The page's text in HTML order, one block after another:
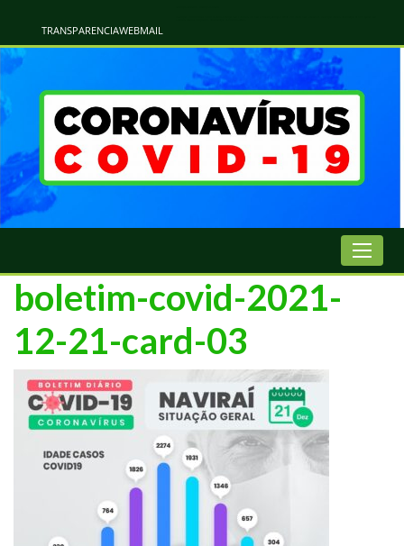
TRANSPARENCIAWEBMAIL
boletim-covid-2021-
12-21-card-03